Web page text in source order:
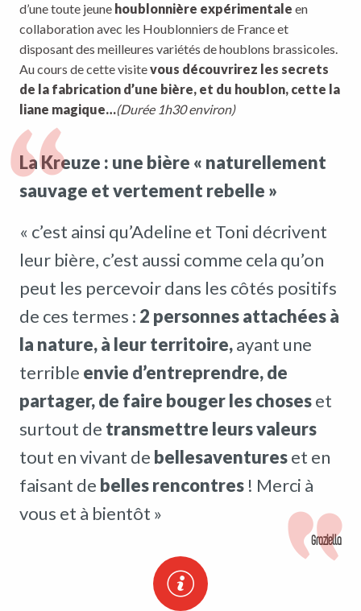
d’une toute jeune houblonnière expérimentale en
collaboration avec les Houblonniers de France et
disposant des meilleures variétés de houblons brassicoles.
Au cours de cette visitevous découvrirez les secrets
de la fabrication d’une bière, et du houblon, cette la
liane magique…(Durée 1h30 environ)
La Kreuze : une bière « naturellement
sauvage et vertement rebelle »
« c’est ainsi qu’Adeline et Toni décrivent
leur bière, c’est aussi comme cela qu’on
peut les percevoir dans les côtés positifs
de ces termes : 2 personnes attachées à
la nature, à leur territoire,ayant une
terrible envie d’entreprendre, de
partager, de faire bouger les choseset
surtout de transmettre leurs valeurs
tout en vivant de bellesaventureset en
faisant de belles rencontres ! Merci à
vous et à bientôt »
Graziella